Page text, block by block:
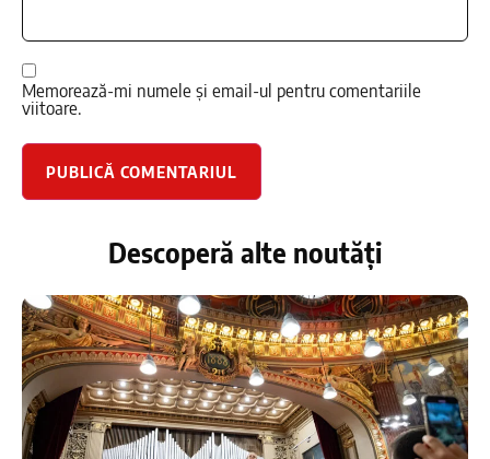
Memorează-mi numele și email-ul pentru comentariile
viitoare.
Descoperă alte noutăți